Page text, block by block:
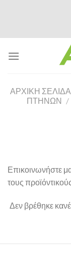
ΑΡΧΙΚΉ ΣΕΛΊΔΑ
ΠΤΗΝΩΝ /
Επικοινωνήστε
τους
Δεν βρέθηκε